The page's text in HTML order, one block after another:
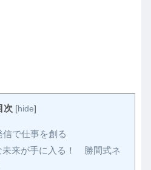
次 [hide]
で仕事を創る
未来が手に入る！ 勝間式ネ